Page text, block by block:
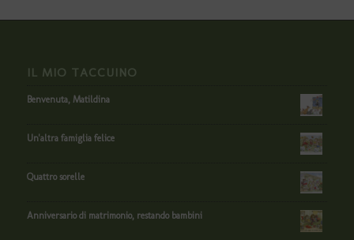
IL MIO TACCUINO
Benvenuta, Matildina
Un'altra famiglia felice
Quattro sorelle
Anniversario di matrimonio, restando bambini